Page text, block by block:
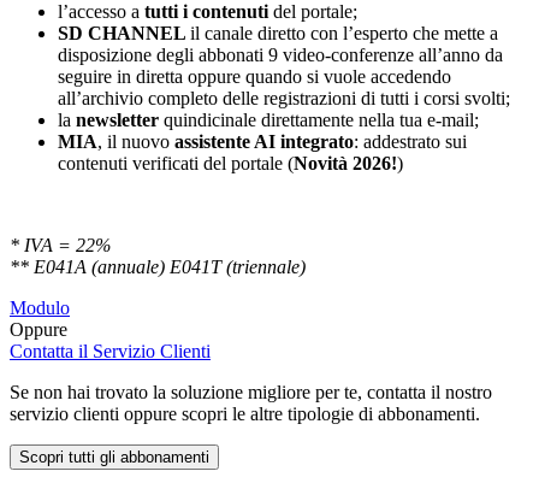
l’accesso a tutti i contenutidel portale;
SD CHANNEL il canale diretto con l’esperto che mette a
disposizione degli abbonati 9 video-conferenze all’anno da
seguire in diretta oppure quando si vuole accedendo
all’archivio completo delle registrazioni di tutti i corsi svolti;
la newsletter quindicinale direttamente nella tua e-mail;
MIA, il nuovo assistente AI integrato: addestrato sui
contenuti verificati del portale (Novità 2026!)
* IVA = 22%
** E041A (annuale) E041T (triennale)
Modulo
Oppure
Contatta il Servizio Clienti
Se non hai trovato la soluzione migliore per te, contatta il nostro
servizio clienti oppure scopri le altre tipologie di abbonamenti.
Scopri tutti gli abbonamenti